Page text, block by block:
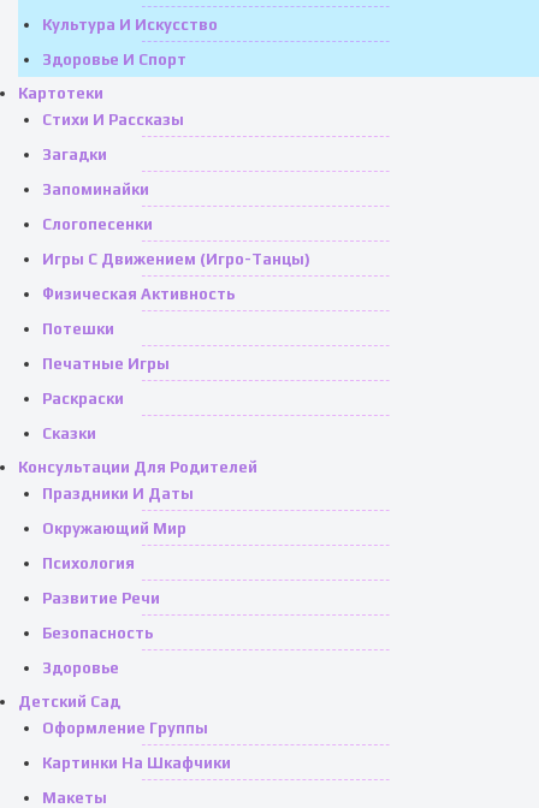
Культура И Искусство
Здоровье И Спорт
Картотеки
Стихи И Рассказы
Загадки
Запоминайки
Слогопесенки
Игры С Движением (игро-Танцы)
Физическая Активность
Потешки
Печатные Игры
Раскраски
Сказки
Консультации Для Родителей
Праздники И Даты
Окружающий Мир
Психология
Развитие Речи
Безопасность
Здоровье
Детский Сад
Оформление Группы
Картинки На Шкафчики
Макеты